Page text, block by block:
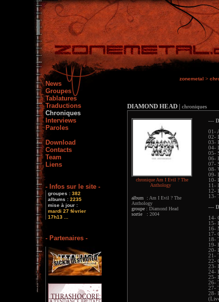
News
Groupes
Tablatures
Traductions
Chroniques
Interviews
Paroles
Download
Contacts
Team
Liens
- Infos sur le site -
groupes : 382
albums : 2235
mise à jour :
mardi 27 février
17h13 ...
- Partenaires -
zonemetal >
DIAMOND HEAD | chroniques
chronique Am I Evil ? The
Anthology
album : Am I Evil ? The
Anthology
groupe : Diamond Head
sortie : 2004
---
01-
02-
03-
04-
05-
06-
07-
08-
09-
10-
11-
12-
13-
---
14-
15-
16-
17-
18-
19-
20-
21-
22-
23-
24-
25-
26-
27-
28-